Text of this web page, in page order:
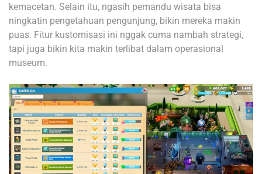
kemacetan. Selain itu, ngasih pemandu wisata bisa
ningkatin pengetahuan pengunjung, bikin mereka makin
puas. Fitur kustomisasi ini nggak cuma nambah strategi,
tapi juga bikin kita makin terlibat dalam operasional
museum.